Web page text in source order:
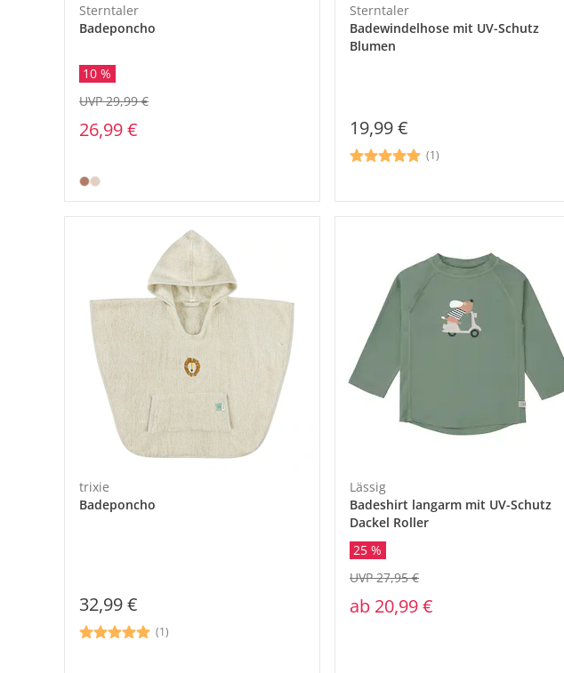
Sterntaler
Badeponcho
10 %
26,99 €
UVP 29,99 €
Sterntaler
Badewindelhose mit UV-Schutz
Blumen
19,99 €
(1)
trixie
Badeponcho
32,99 €
(1)
Lässig
Badeshirt langarm mit UV-Schutz
Dackel Roller
25 %
ab 20,99 €
UVP 27,95 €